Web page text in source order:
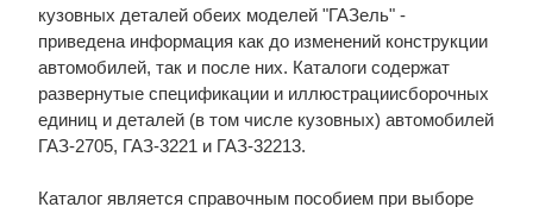
кузовных деталей обеих моделей "ГАЗель" -
приведена информация как до изменений конструкции
автомобилей, так и после них. Каталоги содержат
развернутые спецификации и иллюстрациисборочных
единиц и деталей (в том числе кузовных) автомобилей
ГАЗ-2705, ГАЗ-3221 и ГАЗ-32213.
Каталог является справочным пособием при выборе